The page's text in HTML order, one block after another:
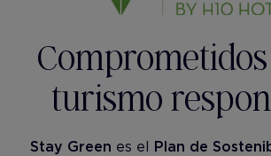
turismo
Stay Green es el Plan de